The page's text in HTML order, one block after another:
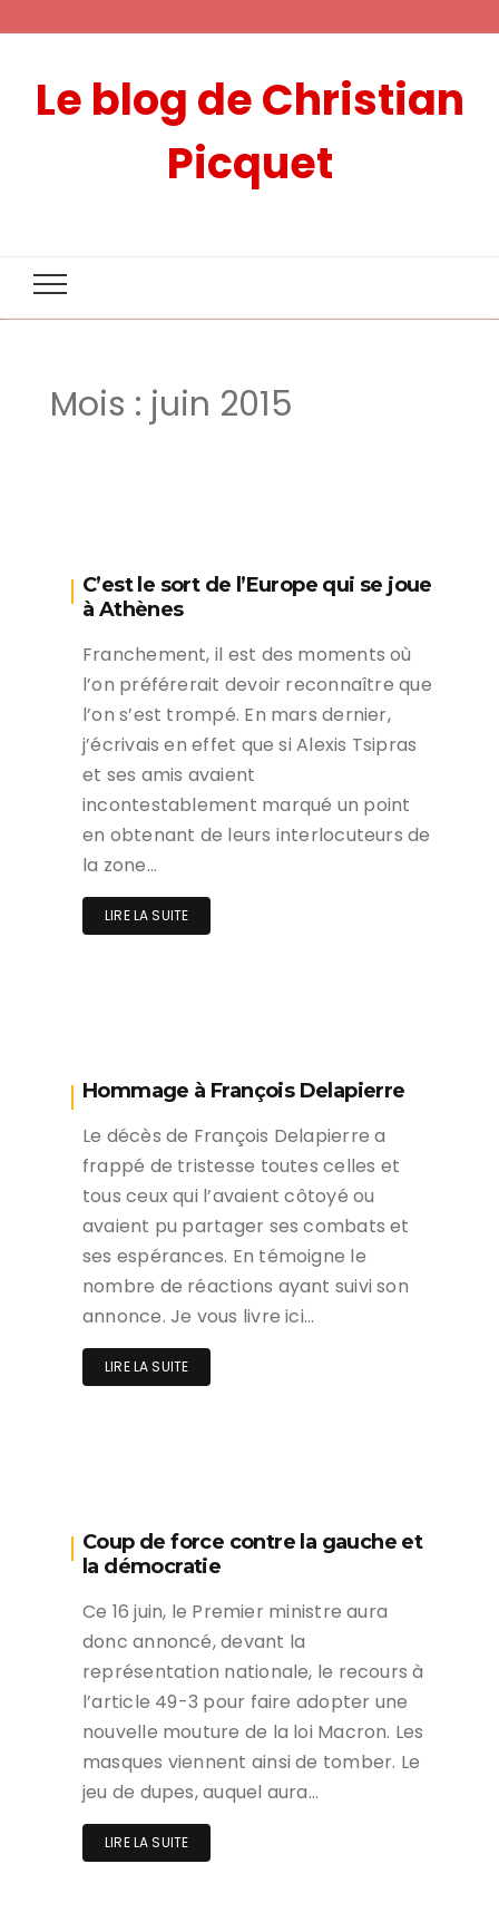
Le blog de Christian
Picquet
Mois : juin 2015
C’est le sort de l’Europe qui se joue
à Athènes
Franchement, il est des moments où
l’on préférerait devoir reconnaître que
l’on s’est trompé. En mars dernier,
j’écrivais en effet que si Alexis Tsipras
et ses amis avaient
incontestablement marqué un point
en obtenant de leurs interlocuteurs de
la zone…
LIRE LA SUITE
Hommage à François Delapierre
Le décès de François Delapierre a
frappé de tristesse toutes celles et
tous ceux qui l’avaient côtoyé ou
avaient pu partager ses combats et
ses espérances. En témoigne le
nombre de réactions ayant suivi son
annonce. Je vous livre ici…
LIRE LA SUITE
Coup de force contre la gauche et
la démocratie
Ce 16 juin, le Premier ministre aura
donc annoncé, devant la
représentation nationale, le recours à
l’article 49-3 pour faire adopter une
nouvelle mouture de la loi Macron. Les
masques viennent ainsi de tomber. Le
jeu de dupes, auquel aura…
LIRE LA SUITE